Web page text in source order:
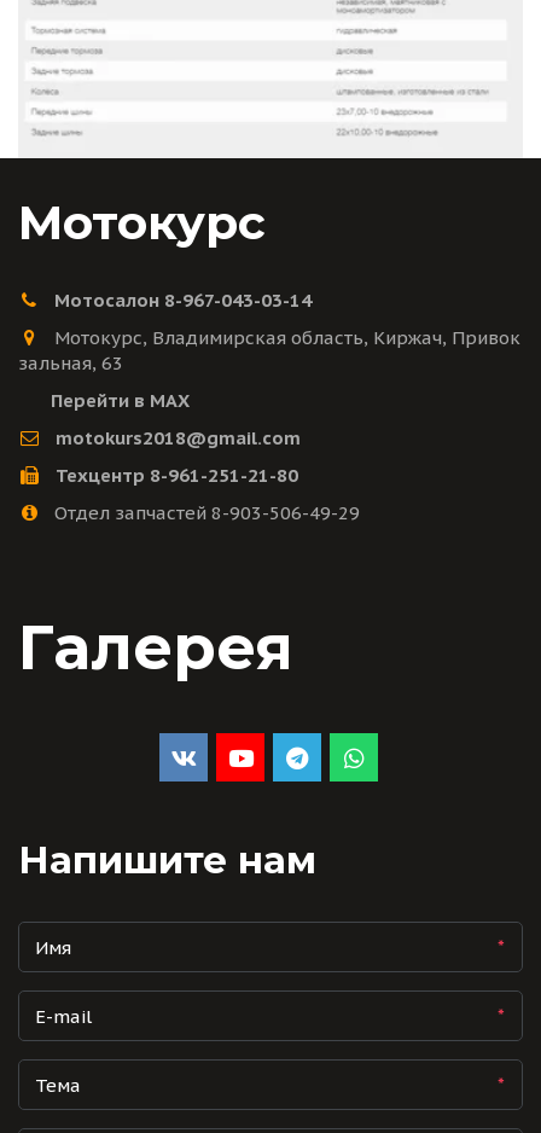
Мотокурс
Мотосалон 8-967-043-03-14
Мотокурс, Владимирская область, Киржач, Привок
зальная, 63
Перейти в MAX
motokurs2018@gmail.com
Техцентр 8-961-251-21-80
Отдел запчастей 8-903-506-49-29
Галерея
Напишите нам
*
*
*